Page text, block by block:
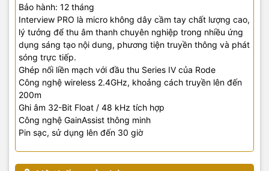
Bảo hành: 12 tháng
Interview PRO là micro không dây cầm tay chất lượng cao,
lý tưởng để thu âm thanh chuyên nghiệp trong nhiều ứng
dụng sáng tạo nội dung, phương tiện truyền thông và phát
sóng trực tiếp.
Ghép nối liền mạch với đầu thu Series IV của Rode
Công nghệ wireless 2.4GHz, khoảng cách truyền lên đến
200m
Ghi âm 32-Bit Float / 48 kHz tích hợp
Công nghệ GainAssist thông minh
Pin sạc, sử dụng lên đến 30 giờ